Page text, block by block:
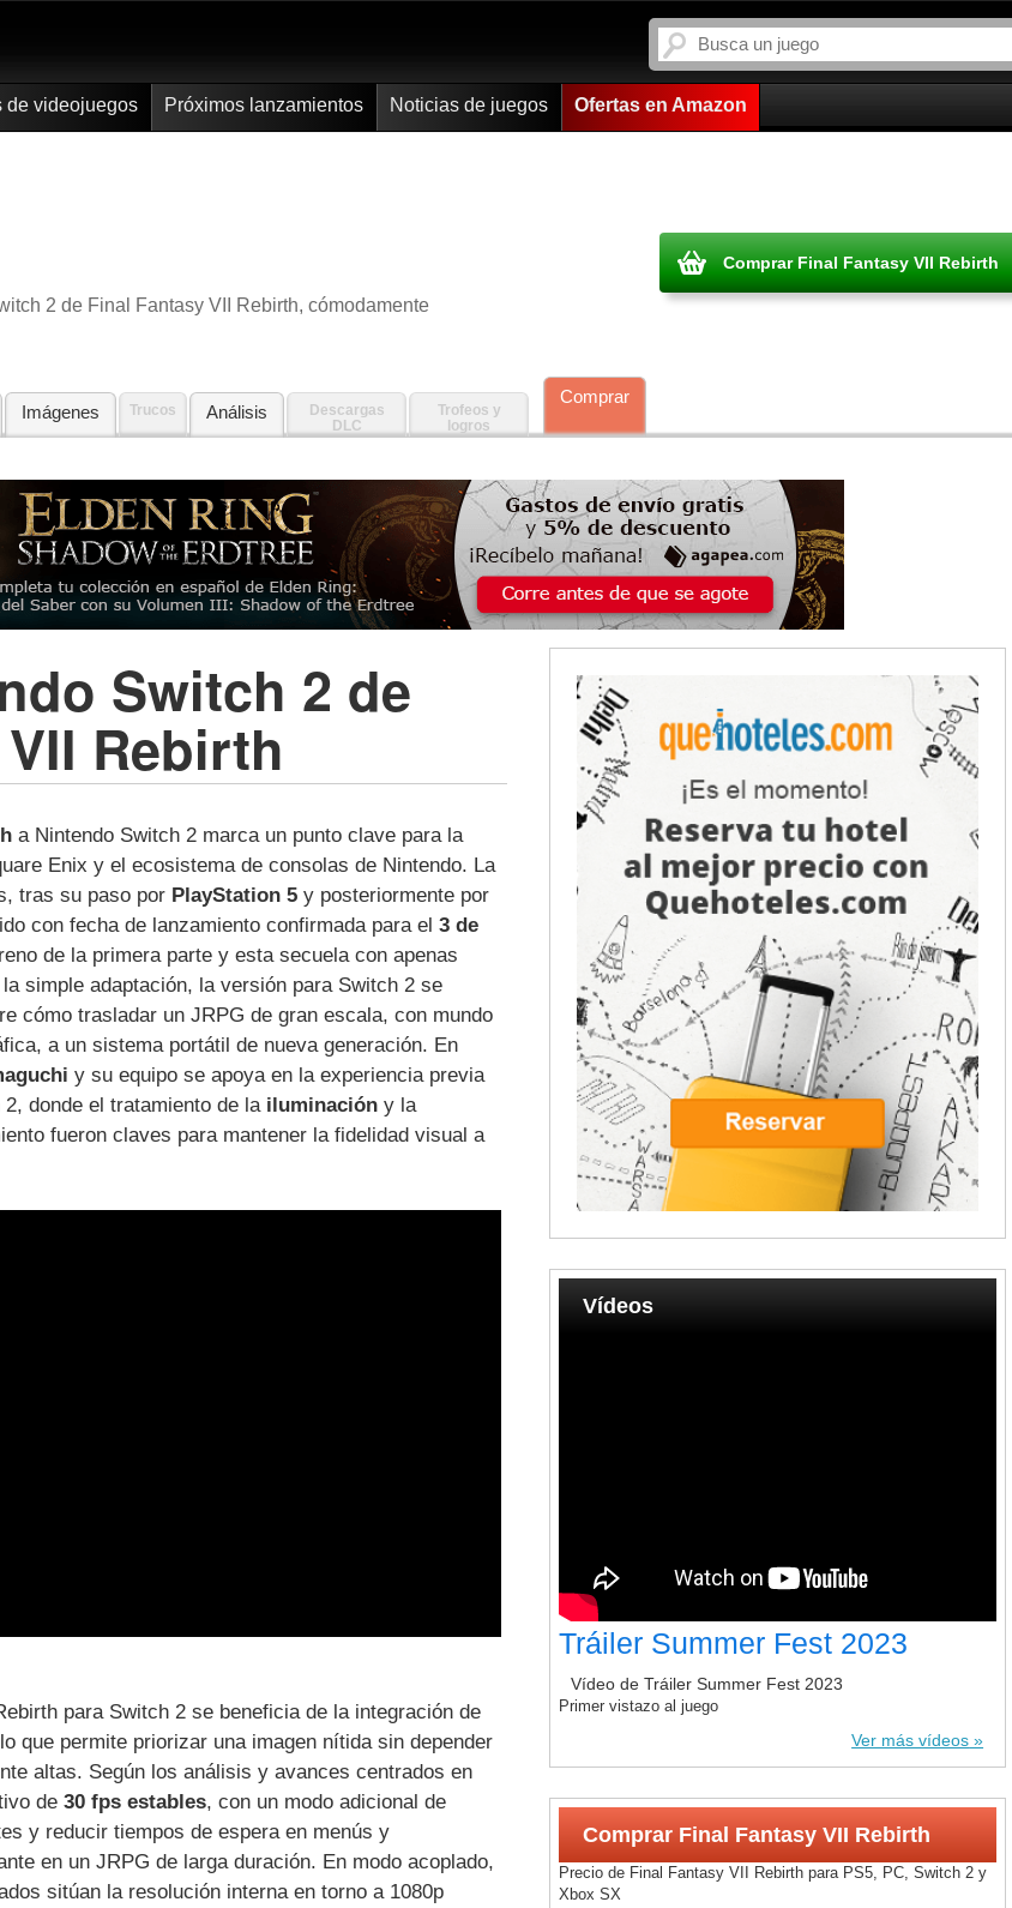
de videojuegos Próximos lanzamientos Noticias de juegos Ofertas en Amazon
2 de Final Fantasy VII Rebirth, cómodamente
Comprar Final Fantasy VII Rebirth
Imágenes Trucos Análisis
Descargas
DLC
Trofeos y
logros
Comprar
Switch 2 de
Rebirth
a Nintendo Switch 2 marca un punto clave para la
Enix y el ecosistema de consolas de Nintendo. La
tras su paso por PlayStation 5 y posteriormente por
con fecha de lanzamiento confirmada para el 3 de
de la primera parte y esta secuela con apenas
simple adaptación, la versión para Switch 2 se
cómo trasladar un JRPG de gran escala, con mundo
a un sistema portátil de nueva generación. En
y su equipo se apoya en la experiencia previa
donde el tratamiento de la iluminación y la
fueron claves para mantener la fidelidad visual a
para Switch 2 se beneficia de la integración de
que permite priorizar una imagen nítida sin depender
altas. Según los análisis y avances centrados en
de 30 fps estables, con un modo adicional de
y reducir tiempos de espera en menús y
en un JRPG de larga duración. En modo acoplado,
sitúan la resolución interna en torno a 1080p
Vídeos
Tráiler Summer Fest 2023
Vídeo de Tráiler Summer Fest 2023
Primer vistazo al juego
Ver más vídeos
Comprar Final Fantasy VII Rebirth
Precio de Final Fantasy VII Rebirth para PS5, PC, Switch 2 y
Xbox SX